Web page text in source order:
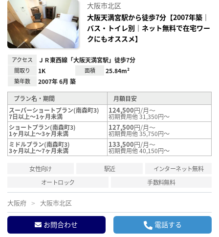
り登
録
大阪市北区
大阪天満宮駅から徒歩7分【2007年築｜
バス・トイレ別｜ネット無料で在宅ワー
クにもオススメ】
アクセス ＪＲ東西線「大阪天満宮駅」徒歩7分
間取り 1K 面積 25.84m²
築年数 2007年 6月 築
プラン名・期間
月額目安
スーパーショートプラン(南森町3)
7日以上～1ヶ月未満
124,500円/月～
初期費用他 31,350円～
ショートプラン(南森町3)
1ヶ月以上～3ヶ月未満
127,500円/月～
初期費用他 35,750円～
ミドルプラン(南森町3)
3ヶ月以上～7ヶ月未満
133,500円/月～
初期費用他 40,150円～
女性向け 駅近
インターネット無料
オートロック
手数料無料
大阪府 大阪市北区
お問合わせ 電話する